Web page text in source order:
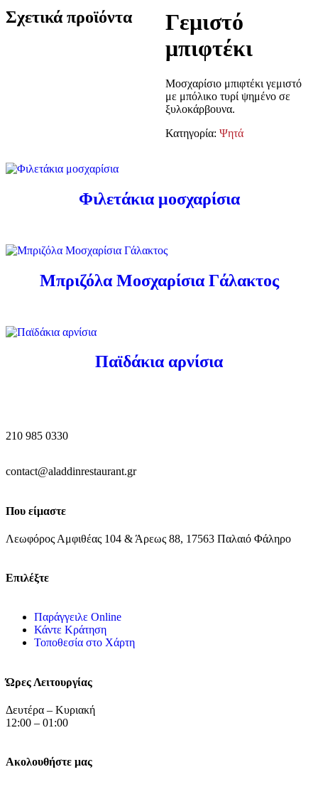
Γεμιστό
μπιφτέκι
Μοσχαρίσιο μπιφτέκι γεμιστό
με μπόλικο τυρί ψημένο σε
ξυλοκάρβουνα.
Κατηγορία: Ψητά
Σχετικά προϊόντα
Φιλετάκια μοσχαρίσια
Μπριζόλα Μοσχαρίσια Γάλακτος
Παϊδάκια αρνίσια
210 985 0330
contact@aladdinrestaurant.gr
Που είμαστε
Λεωφόρος Αμφιθέας 104 & Άρεως 88, 17563 Παλαιό Φάληρο
Επιλέξτε
Παράγγειλε Online
Κάντε Κράτηση
Τοποθεσία στο Χάρτη
Ώρες Λειτουργίας
Δευτέρα – Κυριακή
12:00 – 01:00
Ακολουθήστε μας